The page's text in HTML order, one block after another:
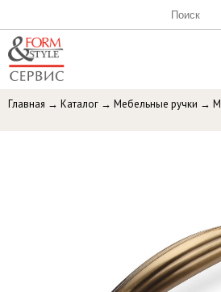
Главная → Каталог → Мебельные ручки →